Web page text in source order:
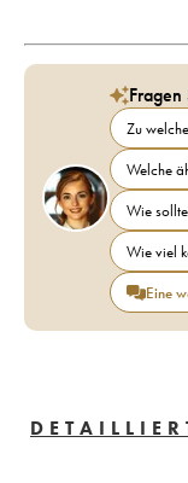
Zu
Welche
Wie
Wie viel
Eine